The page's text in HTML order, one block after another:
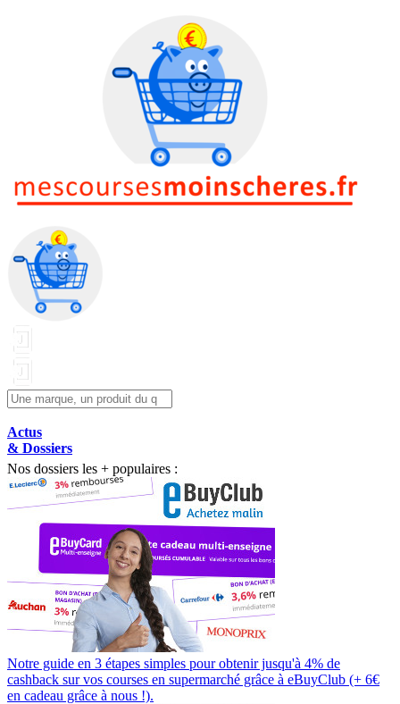
Actus
& Dossiers
Nos dossiers les + populaires :
Notre guide en 3 étapes simples pour obtenir jusqu'à 4% de
cashback sur vos courses en supermarché grâce à eBuyClub (+ 6€
en cadeau grâce à nous !).